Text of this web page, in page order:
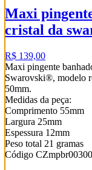
Maxi
cristal da
R$ 139,00
Maxi pingente
Swarovski®, modelo
50mm.
Medidas da peça:
Comprimento 55mm
Largura 25mm
Espessura 12mm
Peso total 21 gramas
Código